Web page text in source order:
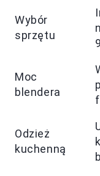
Wybór
sprzętu
Moc
blendera
Odzież
kuchenną